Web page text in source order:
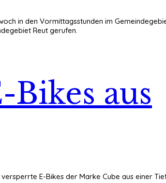
in den Vormittagsstunden im
Reut gerufen.
aus
E-Bikes der Marke Cube aus einer